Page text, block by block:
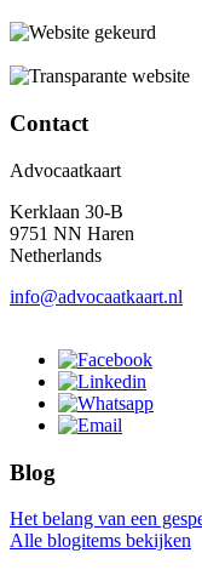
Contact
Advocaatkaart
Kerklaan 30-B
9751 NN Haren
Netherlands
info@advocaatkaart.nl
Blog
Het belang van een
Alle blogitems bekijken